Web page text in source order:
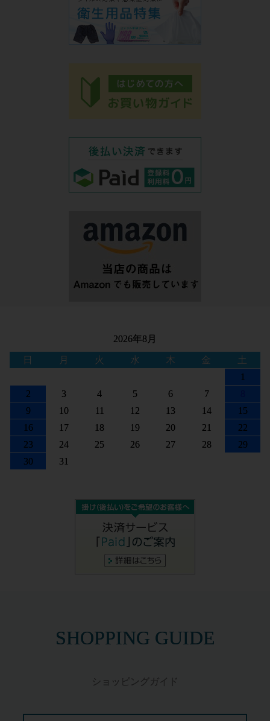
2026年8月
日 月 火 水 木 金
土
1
2
3 4 5 6 7
9
10 11 12 13 14
15
16
17 18 19 20 21
22
23
24 25 26 27 28
29
30
31
SHOPPING GUIDE